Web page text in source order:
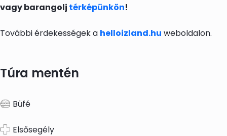
vagy barangolj térképünkön!
További érdekességek a helloizland.hu weboldalon.
Túra mentén
Büfé
Elsősegély